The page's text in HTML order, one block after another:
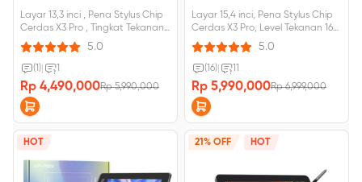
Layar 13,3 inci , Pena Stylus Chip
Cerdas X3 Pro , Tingkat Tekanan
16K , Tombol Cepat Dial Merah
5.0
(1) 1
Rp 4,490,000Rp 5,990,000
Layar 15,4 inci, Pena Stylus Chip
Cerdas X3 Pro, Level Tekanan 16K,
Tombol Cepat Dial Merah
5.0
(16) 11
Rp 5,990,000Rp 6,999,000
HOT 21% OFF HOT